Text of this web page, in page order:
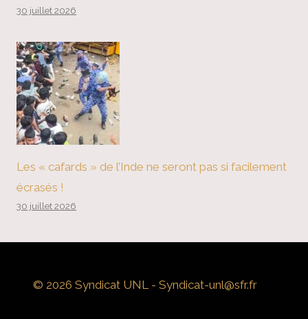
30 juillet 2026
Les « cafards » de l’Inde ne seront pas si facilement
écrasés !
30 juillet 2026
© 2026 Syndicat UNL - Syndicat-unl@sfr.fr